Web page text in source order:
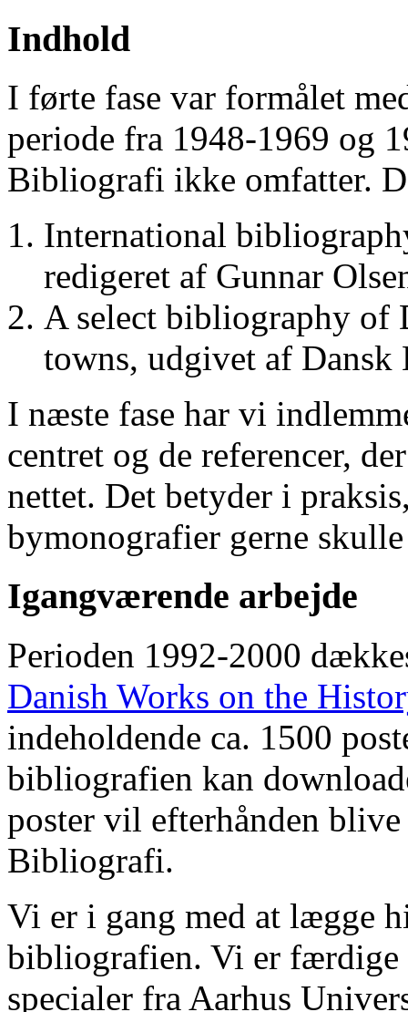
Indhold
I førte fase var formålet
periode fra 1948-1969 og
Bibliografi ikke omfatter.
International
redigeret af Gunnar
A select bibliography of
towns, udgivet af
I næste fase har vi
centret og de referencer,
nettet. Det betyder i
bymonografier gerne
Igangværende arbejde
Perioden 1992-2000
Danish Works on the
indeholdende ca. 1500
bibliografien kan
poster vil efterhånden
Bibliografi.
Vi er i gang med at lægge
bibliografien. Vi er færdige
specialer fra Aarhus